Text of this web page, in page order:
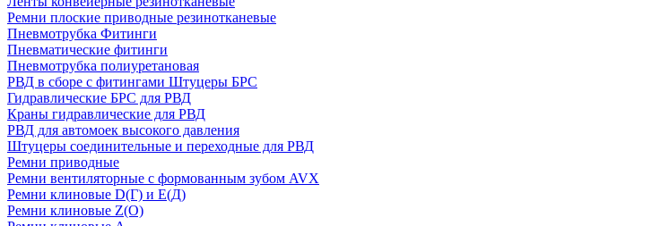
Ремни плоские приводные резинотканевые
Пневмотрубка Фитинги
Пневматические фитинги
Пневмотрубка полиуретановая
РВД в сборе с фитингами Штуцеры БРС
Гидравлические БРС для РВД
Краны гидравлические для РВД
РВД для автомоек высокого давления
Штуцеры соединительные и переходные для РВД
Ремни приводные
Ремни вентиляторные с формованным зубом AVX
Ремни клиновые D(Г) и Е(Д)
Ремни клиновые Z(О)